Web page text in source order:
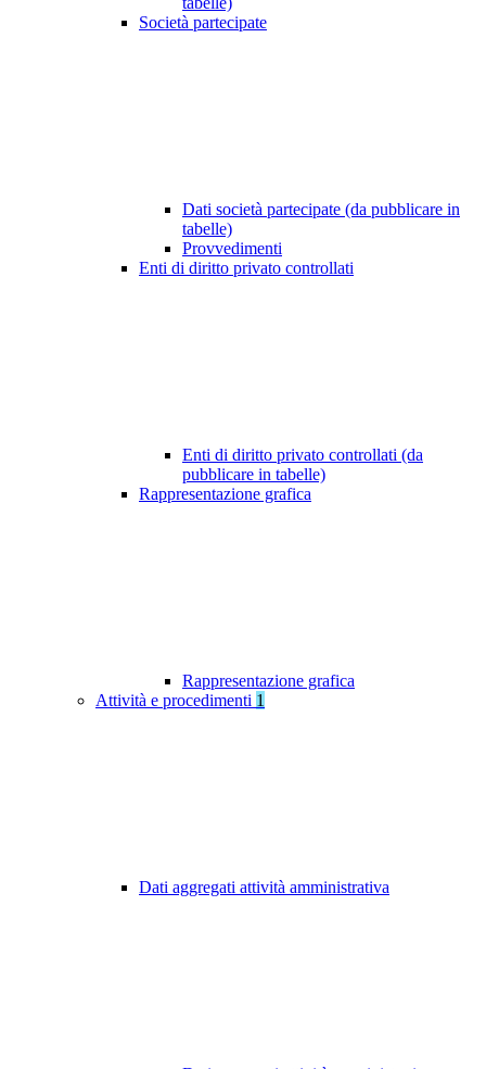
Società partecipate
Dati società partecipate (da pubblicare in
tabelle)
Provvedimenti
Enti di diritto privato controllati
Enti di diritto privato controllati (da
pubblicare in tabelle)
Rappresentazione grafica
Rappresentazione grafica
Attività e procedimenti 1
Dati aggregati attività amministrativa